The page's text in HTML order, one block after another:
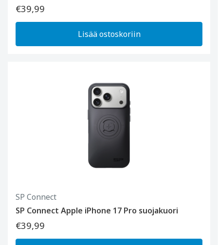
€39,99
Lisää ostoskoriin
SP Connect
SP Connect Apple iPhone 17 Pro suojakuori
€39,99